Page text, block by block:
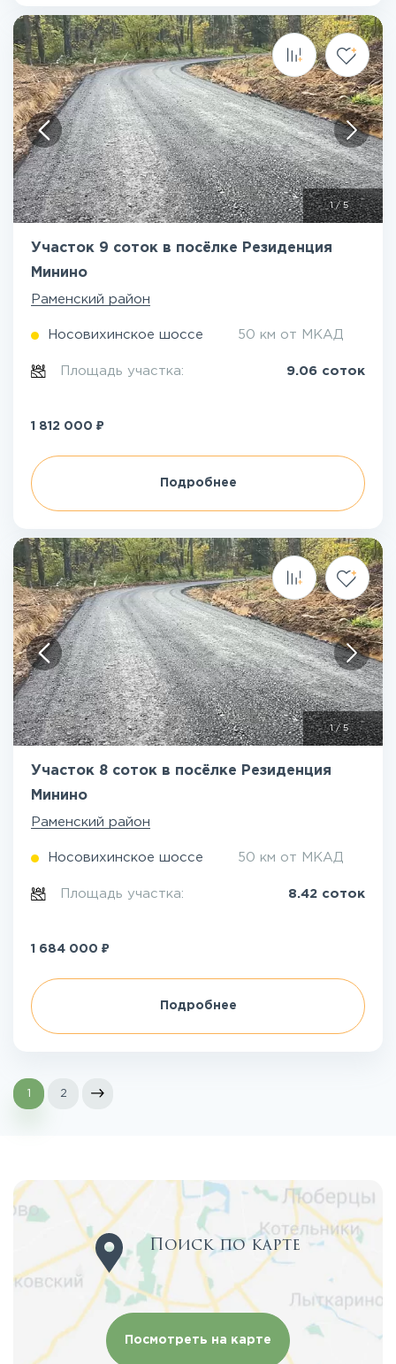
1/5
Участок 9 соток в посёлке Резиденция
Минино
Раменский район
Носовихинское шоссе 50 км от МКАД
Площадь участка: 9.06 соток
1 812 000 ₽
Подробнее
1/5
Участок 8 соток в посёлке Резиденция
Минино
Раменский район
Носовихинское шоссе 50 км от МКАД
Площадь участка: 8.42 соток
1 684 000 ₽
Подробнее
1 2
Поиск по карте
Посмотреть на карте